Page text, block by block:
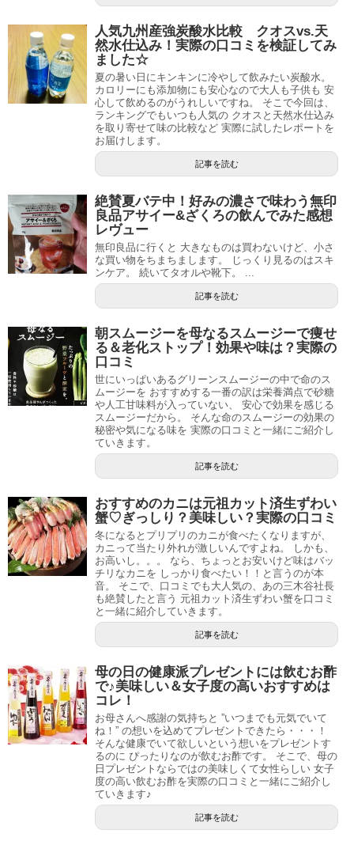
人気九州産強炭酸水比較 クオスvs.天
然水仕込み！実際の口コミを検証してみ
ました☆
夏の暑い日にキンキンに冷やして飲みたい炭酸水。
カロリーにも添加物にも安心なので大人も子供も 安
心して飲めるのがうれしいですね。 そこで今回は、
ランキングでもいつも人気の クオスと天然水仕込み
を取り寄せて味の比較など 実際に試したレポートを
お届けします。
記事を読む
絶賛夏バテ中！好みの濃さで味わう無印
良品アサイー&ざくろの飲んでみた感想
レヴュー
無印良品に行くと 大きなものは買わないけど、小さ
な買い物をちまちまします。 じっくり見るのはスキ
ンケア。 続いてタオルや靴下。 ...
記事を読む
朝スムージーを母なるスムージーで痩せ
る＆老化ストップ！効果や味は？実際の
口コミ
世にいっぱいあるグリーンスムージーの中で命のス
ムージーを おすすめする一番の訳は栄養満点で砂糖
や人工甘味料が入っていない、 安心で効果を感じる
スムージーだから。 そんな命のスムージーの効果の
秘密や気になる味を 実際の口コミと一緒にご紹介し
ていきます。
記事を読む
おすすめのカニは元祖カット済生ずわい
蟹♡ぎっしり？美味しい？実際の口コミ
冬になるとプリプリのカニが食べたくなりますが、
カニって当たり外れが激しいんですよね。 しかも、
お高いし。。。 なら、ちょっとお安いけど味はバッ
チリなカニを しっかり食べたい！！と言うのが本
音。 そこで、口コミでも大人気の、あの三木谷社長
も絶賛したと言う 元祖カット済生ずわい蟹を口コミ
と一緒に紹介していきます。
記事を読む
母の日の健康派プレゼントには飲むお酢
で♪美味しい＆女子度の高いおすすめは
コレ！
お母さんへ感謝の気持ちと ”いつまでも元気でいて
ね！” の想いを込めてプレゼントできたら・・・！
そんな健康でいて欲しいという想いをプレゼントす
るのに ぴったりなのが飲むお酢です。 そこで、母の
日プレゼントならではの美味しくて女性らしい 女子
度の高い飲むお酢を実際の口コミと一緒にご紹介し
ていきます♪
記事を読む